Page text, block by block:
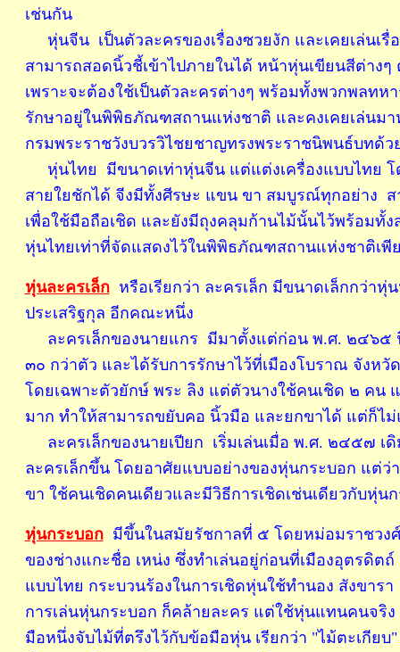
เช่นกัน
หุ่นจีน เป็นตัวละครของเรื่องซวยงัก และเคยเล่น
สามารถสอดนิ้วชี้เข้าไปภายในได้ หน้าหุ่นเขียนสีต่า
เพราะจะต้องใช้เป็นตัวละครต่างๆ พร้อมทั้งพวกพลท
รักษาอยู่ในพิพิธภัณฑสถานแห่งชาติ และคงเคยเล่นมา
กรมพระราชวังบวรวิไชยชาญทรงพระราชนิพนธ์บทด้ว
หุ่นไทย มีขนาดเท่าหุ่นจีน แต่แต่งเครื่องแบบไทย โ
สายใยชักได้ จีงมีทั้งศีรษะ แขน ขา สมบูรณ์ทุกอย่าง
เพื่อใช้มือถือเชิด และยังมีถุงคลุมก้านไม้นั้นไว้พร้อมทั้
หุ่นไทยเท่าที่จัดแสดงไว้ในพิพิธภัณฑสถานแห่งชาติเ
หุ่นละครเล็กหรือเรียกว่า ละครเล็ก มีขนาดเล็กกว่าหุ่
ประเสริฐกุล อีกคณะหนึ่ง
ละครเล็กของนายแกร มีมาตั้งแต่ก่อน พ.ศ. ๒๔๖๕ นิ
๓๐ กว่าตัว และได้รับการรักษาไว้ที่เมืองโบราณ จังห
โดยเฉพาะตัวยักษ์ พระ ลิง แต่ตัวนางใช้คนเชิด ๒ คน
มาก ทำให้สามารถขยับคอ นิ้วมือ และยกขาได้ แต่ก็ไ
ละครเล็กของนายเปียก เริ่มเล่นเมื่อ พ.ศ. ๒๔๕๗ เ
ละครเล็กขึ้น โดยอาศัยแบบอย่างของหุ่นกระบอก แต่
ขา ใช้คนเชิดคนเดียวและมีวิธีการเชิดเช่นเดียวกับหุ่น
หุ่นกระบอกมีขึ้นในสมัยรัชกาลที่ ๕ โดยหม่อมราชวงศ์
ของช่างแกะชื่อ เหน่ง ซึ่งทำเล่นอยู่ก่อนที่เมืองอุตรดิ
แบบไทย กระบวนร้องในการเชิดหุ่นใช้ทำนอง สังขารา
การเล่นหุ่นกระบอก ก็คล้ายละคร แต่ใช้หุ่นแทนคนจริ
มือหนึ่งจับไม้ที่ตรึงไว้กับข้อมือหุ่น เรียกว่า "ไม้ตะเกีย